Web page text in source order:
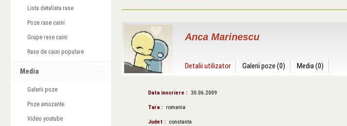
Lista detaliata rase
Poze rase caini
Grupe rase caini
Rase de caini populare
Media
Galerii poze
Poze amuzante
Video youtube
Anca Marinescu
Detalii utilizator Galerii poze (0) Media (0)
Data inscriere : 30.06.2009
Tara : romania
Judet : constanta